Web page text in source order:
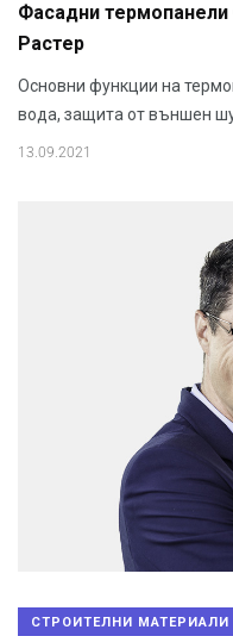
Фасадни термопанели
Растер
Основни функции на
вода, защита от външен
13.09.2021
СТРОИТЕЛНИ МАТЕРИАЛИ